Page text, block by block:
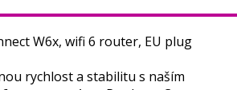
W6x, wifi 6 router, EU plug
rychlost a stabilitu s naším